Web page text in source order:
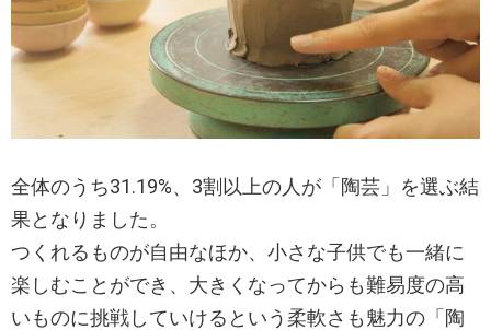
全体のうち31.19%、3割以上の人が「陶芸」を選ぶ結
果となりました。
つくれるものが自由なほか、小さな子供でも一緒に
楽しむことができ、大きくなってからも難易度の高
いものに挑戦していけるという柔軟さも魅力の「陶